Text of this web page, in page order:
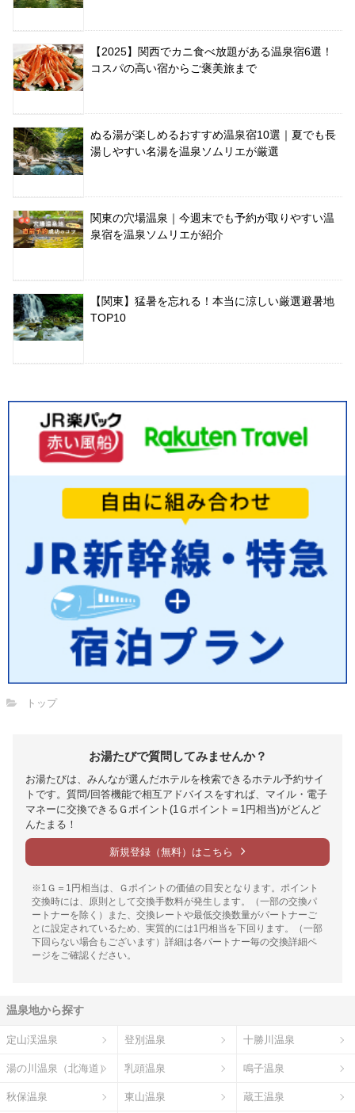
【2025】関西でカニ食べ放題がある温泉宿6選！
コスパの高い宿からご褒美旅まで
ぬる湯が楽しめるおすすめ温泉宿10選｜夏でも長
湯しやすい名湯を温泉ソムリエが厳選
関東の穴場温泉｜今週末でも予約が取りやすい温
泉宿を温泉ソムリエが紹介
【関東】猛暑を忘れる！本当に涼しい厳選避暑地
TOP10
トップ
お湯たびで質問してみませんか？
お湯たびは、みんなが選んだホテルを検索できるホテル予約サイ
トです。質問/回答機能で相互アドバイスをすれば、マイル・電子
マネーに交換できるＧポイント(1Ｇポイント＝1円相当)がどんど
んたまる！
新規登録（無料）はこちら
※1Ｇ＝1円相当は、Ｇポイントの価値の目安となります。ポイント
交換時には、原則として交換手数料が発生します。（一部の交換パ
ートナーを除く）また、交換レートや最低交換数量がパートナーご
とに設定されているため、実質的には1円相当を下回ります。（一部
下回らない場合もございます）詳細は各パートナー毎の交換詳細ペ
ージをご確認ください。
温泉地から探す
定山渓温泉 登別温泉 十勝川温泉
湯の川温泉（北海道） 乳頭温泉 鳴子温泉
秋保温泉 東山温泉 蔵王温泉